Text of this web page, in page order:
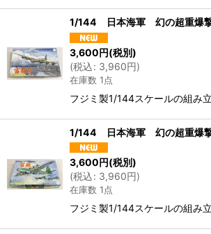
1/144 日本海軍 幻の超重爆
3,600円(税別)
(税込: 3,960円)
在庫数 1点
フジミ製1/144スケールの組み
1/144 日本海軍 幻の超重爆
3,600円(税別)
(税込: 3,960円)
在庫数 1点
フジミ製1/144スケールの組み